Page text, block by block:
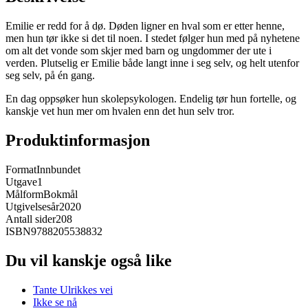
Emilie er redd for å dø. Døden ligner en hval som er etter henne,
men hun tør ikke si det til noen. I stedet følger hun med på nyhetene
om alt det vonde som skjer med barn og ungdommer der ute i
verden. Plutselig er Emilie både langt inne i seg selv, og helt utenfor
seg selv, på én gang.
En dag oppsøker hun skolepsykologen. Endelig tør hun fortelle, og
kanskje vet hun mer om hvalen enn det hun selv tror.
Produktinformasjon
FormatInnbundet
Utgave1
MålformBokmål
Utgivelsesår2020
Antall sider208
ISBN9788205538832
Du vil kanskje også like
Tante Ulrikkes vei
Ikke se nå